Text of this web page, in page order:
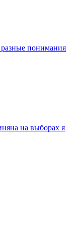
понимания
на выборах я